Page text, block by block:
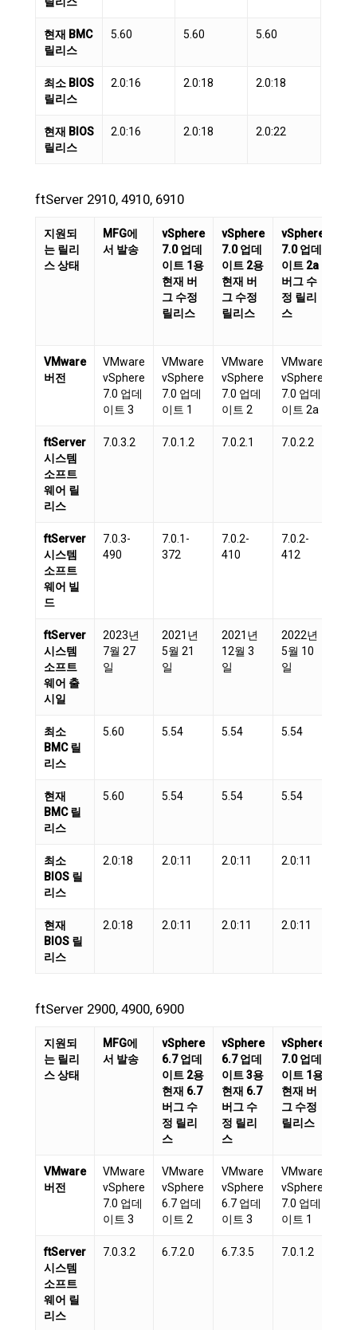
현재 BMC
릴리스
5.60 5.60 5.60
최소 BIOS
릴리스
2.0:16 2.0:18 2.0:18
현재 BIOS
릴리스
2.0:16 2.0:18 2.0:22
ftServer 2910, 4910, 6910
지원되
는 릴리
스 상태
MFG에
서 발송
vSphere
7.0 업데
이트 1용
현재 버
그 수정
릴리스
vSphere
7.0 업데
이트 2용
현재 버
그 수정
릴리스
vSphere
7.0 업데
이트 2a
버그 수
정 릴리
스
VMware
버전
VMware
vSphere
7.0 업데
이트 3
VMware
vSphere
7.0 업데
이트 1
VMware
vSphere
7.0 업데
이트 2
VMware
vSphere
7.0 업데
이트 2a
ftServer
시스템
소프트
웨어 릴
리스
7.0.3.2 7.0.1.2 7.0.2.1 7.0.2.2
ftServer
시스템
소프트
웨어 빌
드
7.0.3-
490
7.0.1-
372
7.0.2-
410
7.0.2-
412
ftServer
시스템
소프트
웨어 출
시일
2023년
7월 27
일
2021년
5월 21
일
2021년
12월 3
일
2022년
5월 10
일
최소
BMC 릴
리스
5.60 5.54 5.54 5.54
현재
BMC 릴
리스
5.60 5.54 5.54 5.54
최소
BIOS 릴
리스
2.0:18 2.0:11 2.0:11 2.0:11
현재
BIOS 릴
리스
2.0:18 2.0:11 2.0:11 2.0:11
ftServer 2900, 4900, 6900
지원되
는 릴리
스 상태
MFG에
서 발송
vSphere
6.7 업데
이트 2용
현재 6.7
버그 수
정 릴리
스
vSphere
6.7 업데
이트 3용
현재 6.7
버그 수
정 릴리
스
vSphere
7.0 업데
이트 1용
현재 버
그 수정
릴리스
VMware
버전
VMware
vSphere
7.0 업데
이트 3
VMware
vSphere
6.7 업데
이트 2
VMware
vSphere
6.7 업데
이트 3
VMware
vSphere
7.0 업데
이트 1
ftServer
시스템
소프트
웨어 릴
리스
7.0.3.2 6.7.2.0 6.7.3.5 7.0.1.2